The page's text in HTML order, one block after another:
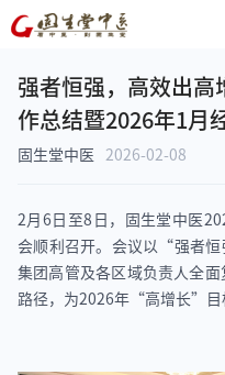
强者恒强，高效出高
作总结暨2026年1月
固生堂中医 2026-02-08
2月6日至8日，固生堂中医
会顺利召开。会议以“强者恒
集团高管及各区域负责人全
路径，为2026年“高增长”目